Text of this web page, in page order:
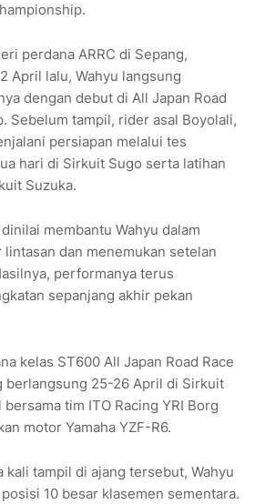
perdana ARRC di Sepang,
April lalu, Wahyu langsung
dengan debut di All Japan Road
Sebelum tampil, rider asal Boyolali,
persiapan melalui tes
hari di Sirkuit Sugo serta latihan
Suzuka.
membantu Wahyu dalam
lintasan dan menemukan setelan
performanya terus
sepanjang akhir pekan
kelas ST600 All Japan Road Race
berlangsung 25-26 April di Sirkuit
tim ITO Racing YRI Borg
motor Yamaha YZF-R6.
kali tampil di ajang tersebut, Wahyu
10 besar klasemen sementara.